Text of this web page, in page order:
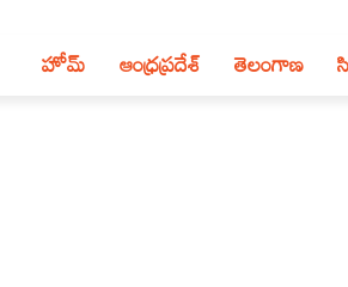
హోమ్ ఆంధ్ర‌ప్ర‌దేశ్‌ తెలంగాణ‌